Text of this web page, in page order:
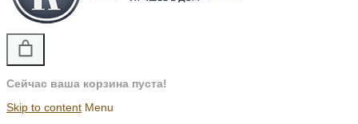
Сейчас ваша корзина пуста!
Skip to content Menu